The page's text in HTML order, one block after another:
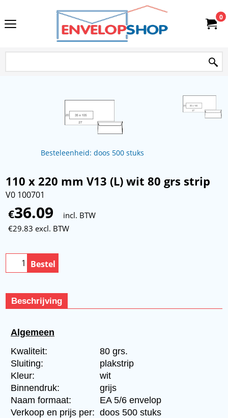
0
Besteleenheid: doos 500 stuks
110 x 220 mm V13 (L) wit 80 grs strip
V0 100701
€36.09
incl. BTW
€29.83 excl. BTW
Bestel
Beschrijving
Algemeen
Kwaliteit:
80 grs.
Sluiting:
plakstrip
Kleur:
wit
Binnendruk:
grijs
Naam formaat:
EA 5/6 envelop
Verkoop en prijs per: doos 500 stuks